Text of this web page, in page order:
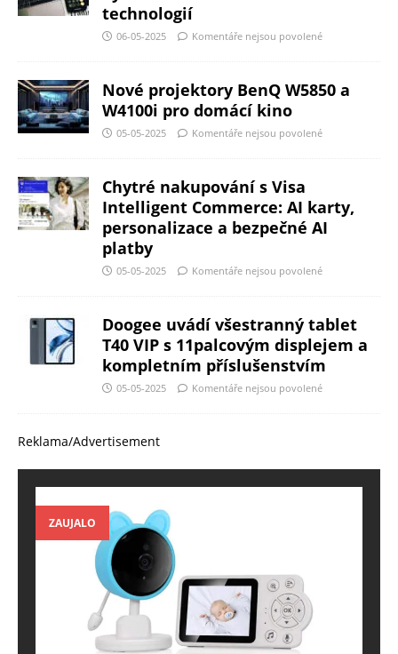
technologií
06-05-2025 Komentáře nejsou povolené
Nové projektory BenQ W5850 a
W4100i pro domácí kino
05-05-2025 Komentáře nejsou povolené
Chytré nakupování s Visa
Intelligent Commerce: AI karty,
personalizace a bezpečné AI
platby
05-05-2025 Komentáře nejsou povolené
Doogee uvádí všestranný tablet
T40 VIP s 11palcovým displejem a
kompletním příslušenstvím
05-05-2025 Komentáře nejsou povolené
Reklama/Advertisement
ZAUJALO